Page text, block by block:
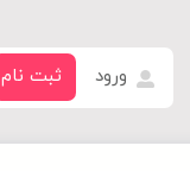
ورود ثبت نام